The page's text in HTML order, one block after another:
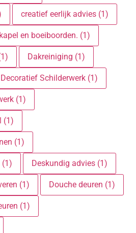
creatief eerlijk advies (1)
en boeiboorden. (1)
Dakreiniging (1)
Decoratief Schilderwerk (1)
(1)
(1)
(1)
(1) Deskundig advies (1)
(1) Douche deuren (1)
(1)